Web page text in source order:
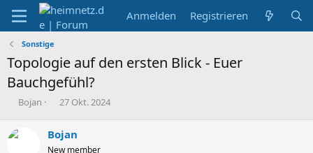
Anmelden Registrieren
Sonstige
Topologie auf den ersten Blick - Euer
Bauchgefühl?
E
t
Bojan
E
t
27 Okt. 2024
Bojan
New member